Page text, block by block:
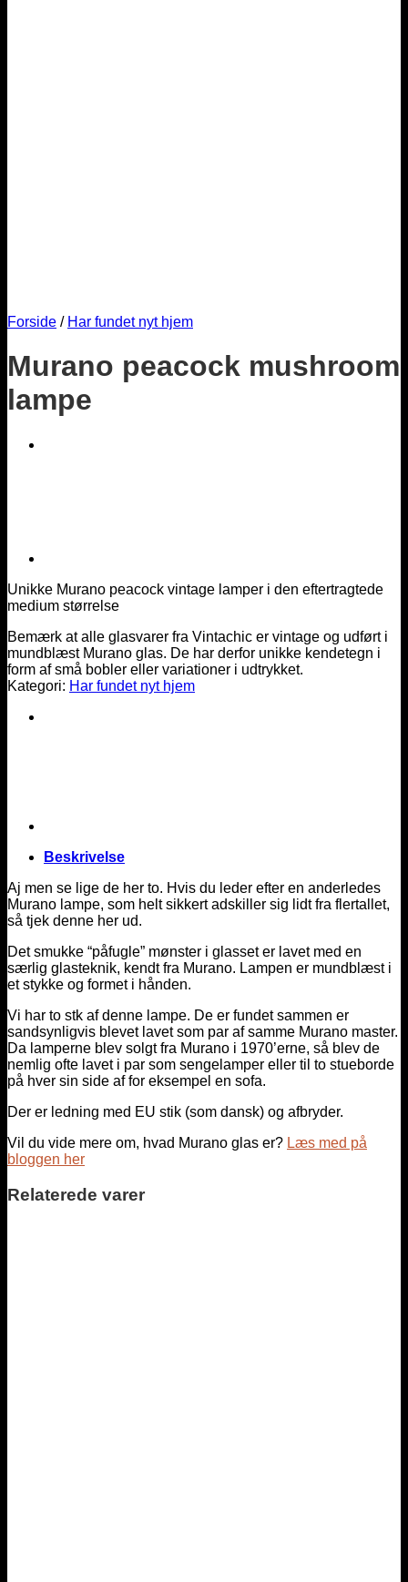
Forside / Har fundet nyt hjem
Murano peacock mushroom
lampe
Unikke Murano peacock vintage lamper i den eftertragtede
medium størrelse
Bemærk at alle glasvarer fra Vintachic er vintage og udført i
mundblæst Murano glas. De har derfor unikke kendetegn i
form af små bobler eller variationer i udtrykket.
Kategori: Har fundet nyt hjem
Beskrivelse
Aj men se lige de her to. Hvis du leder efter en anderledes
Murano lampe, som helt sikkert adskiller sig lidt fra flertallet,
så tjek denne her ud.
Det smukke “påfugle” mønster i glasset er lavet med en
særlig glasteknik, kendt fra Murano. Lampen er mundblæst i
et stykke og formet i hånden.
Vi har to stk af denne lampe. De er fundet sammen er
sandsynligvis blevet lavet som par af samme Murano master.
Da lamperne blev solgt fra Murano i 1970’erne, så blev de
nemlig ofte lavet i par som sengelamper eller til to stueborde
på hver sin side af for eksempel en sofa.
Der er ledning med EU stik (som dansk) og afbryder.
Vil du vide mere om, hvad Murano glas er? Læs med på
bloggen her
Relaterede varer